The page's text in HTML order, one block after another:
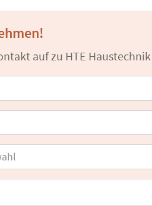
auf zu HTE